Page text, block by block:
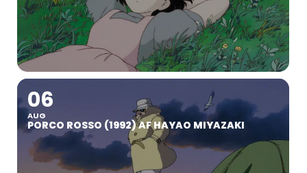
06
AUG
PORCO ROSSO (1992) AF HAYAO MIYAZAKI